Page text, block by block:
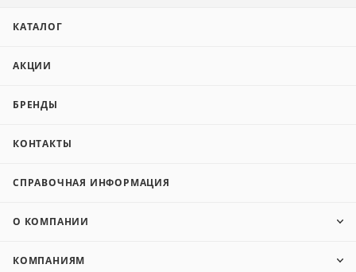
КАТАЛОГ
АКЦИИ
БРЕНДЫ
КОНТАКТЫ
СПРАВОЧНАЯ ИНФОРМАЦИЯ
О КОМПАНИИ
КОМПАНИЯМ